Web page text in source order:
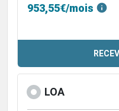
953,55€/mois
LOA